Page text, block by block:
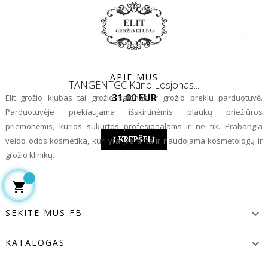
TANGENTGC Kūno Losjonas...
Kaina
31,00 EUR
Į KREPŠELĮ
APIE MUS
Elit grožio klubas tai grožio salonas ir grožio prekių parduotuvė.
Parduotuvėje prekiaujama išskirtinėmis plaukų priežiūros
priemonėmis, kurios sukurtos profesionalams ir ne tik. Prabangia
veido odos kosmetika, kuri yra įvertinta ir naudojama kosmetologų ir
grožio klinikų.
SEKITE MUS FB 
KATALOGAS 
